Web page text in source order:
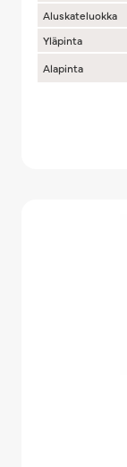
Aluskateluokka
Yläpinta
Alapinta